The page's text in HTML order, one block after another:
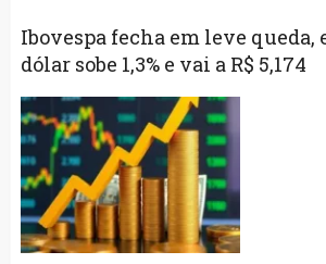
Ibovespa fecha em leve queda,
dólar sobe 1,3% e vai a R$ 5,174